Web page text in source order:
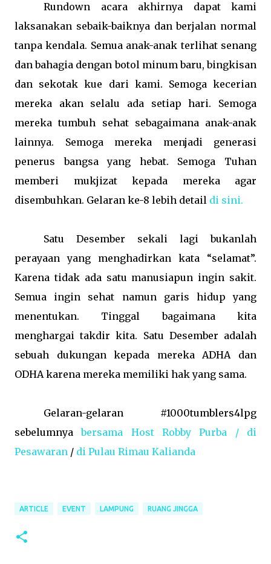
Rundown acara akhirnya dapat kami
laksanakan sebaik-baiknya dan berjalan normal
tanpa kendala. Semua anak-anak terlihat senang
dan bahagia dengan botol minum baru, bingkisan
dan sekotak kue dari kami. Semoga kecerian
mereka akan selalu ada setiap hari. Semoga
mereka tumbuh sehat sebagaimana anak-anak
lainnya. Semoga mereka menjadi generasi
penerus bangsa yang hebat. Semoga Tuhan
memberi mukjizat kepada mereka agar
disembuhkan. Gelaran ke-8 lebih detail di sini.
Satu Desember sekali lagi bukanlah
perayaan yang menghadirkan kata “selamat”.
Karena tidak ada satu manusiapun ingin sakit.
Semua ingin sehat namun garis hidup yang
menentukan. Tinggal bagaimana kita
menghargai takdir kita. Satu Desember adalah
sebuah dukungan kepada mereka ADHA dan
ODHA karena mereka memiliki hak yang sama.
Gelaran-gelaran #1000tumblers4lpg
sebelumnyabersama Host Robby Purba
/ di
Pesawaran / di Pulau Rimau Kalianda
ARTICLE EVENT LAMPUNG RUANG JINGGA